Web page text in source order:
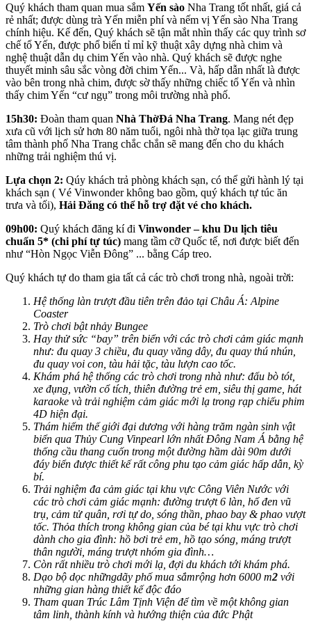
Quý khách tham quan mua sắm Yến sào Nha Trang tốt nhất, giá cả
rẻ nhất; được dùng trà Yến miễn phí và nếm vị Yến sào Nha Trang
chính hiệu. Kế đến, Quý khách sẽ tận mắt nhìn thấy các quy trình sơ
chế tổ Yến, được phổ biển tỉ mỉ kỹ thuật xây dựng nhà chim và
nghệ thuật dẫn dụ chim Yến vào nhà. Quý khách sẽ được nghe
thuyết minh sâu sắc vòng đời chim Yến... Và, hấp dẫn nhất là được
vào bên trong nhà chim, được sờ thấy những chiếc tổ Yến và nhìn
thấy chim Yến “cư ngụ” trong môi trường nhà phố.
15h30: Đoàn tham quan Nhà ThờĐá Nha Trang. Mang nét đẹp
xưa cũ với lịch sử hơn 80 năm tuổi, ngôi nhà thờ tọa lạc giữa trung
tâm thành phố Nha Trang chắc chắn sẽ mang đến cho du khách
những trải nghiệm thú vị.
Lựa chọn 2: Qúy khách trả phòng khách sạn, có thể gửi hành lý tại
khách sạn ( Vé Vinwonder không bao gồm, quý khách tự túc ăn
trưa và tối), Hải Đăng có thể hỗ trợ đặt vé cho khách.
09h00: Quý khách đăng kí đi Vinwonder – khu Du lịch tiêu
chuẩn 5* (chi phí tự túc) mang tầm cỡ Quốc tế, nơi được biết đến
như “Hòn Ngọc Viễn Đông” ... bằng Cáp treo.
Quý khách tự do tham gia tất cả các trò chơi trong nhà, ngoài trời:
Hệ thống làn trượt đầu tiên trên đảo tại Châu Á: Alpine
Coaster
Trò chơi bật nhảy Bungee
Hay thử sức “bay” trên biển với các trò chơi cảm giác mạnh
như: đu quay 3 chiều, đu quay văng dây, đu quay thú nhún,
đu quay voi con, tàu hải tặc, tàu lượn cao tốc.
Khám phá hệ thống các trò chơi trong nhà như: đấu bò tót,
xe đụng, vườn cổ tích, thiên đường trẻ em, siêu thị game, hát
karaoke và trải nghiệm cảm giác mới lạ trong rạp chiếu phim
4D hiện đại.
Thám hiểm thế giới đại dương với hàng trăm ngàn sinh vật
biển qua Thủy Cung Vinpearl lớn nhất Đông Nam Á bằng hệ
thống cầu thang cuốn trong một đường hầm dài 90m dưới
đáy biển được thiết kế rất công phu tạo cảm giác hấp dẫn, kỳ
bí.
Trải nghiệm đa cảm giác tại khu vực Công Viên Nước với
các trò chơi cảm giác mạnh: đường trượt 6 làn, hố đen vũ
trụ, cảm tử quân, rơi tự do, sóng thần, phao bay & phao vượt
tốc. Thỏa thích trong không gian của bé tại khu vực trò chơi
dành cho gia đình: hồ bơi trẻ em, hồ tạo sóng, máng trượt
thân người, máng trượt nhóm gia đình…
Còn rất nhiều trò chơi mới lạ, đợi du khách tới khám phá.
Dạo bộ dọc nhữngdãy phố mua sắmrộng hơn 6000 m2 với
những gian hàng thiết kế độc đáo
Tham quan Trúc Lâm Tịnh Viện để tìm về một không gian
tâm linh, thành kính và hướng thiện của đức Phật